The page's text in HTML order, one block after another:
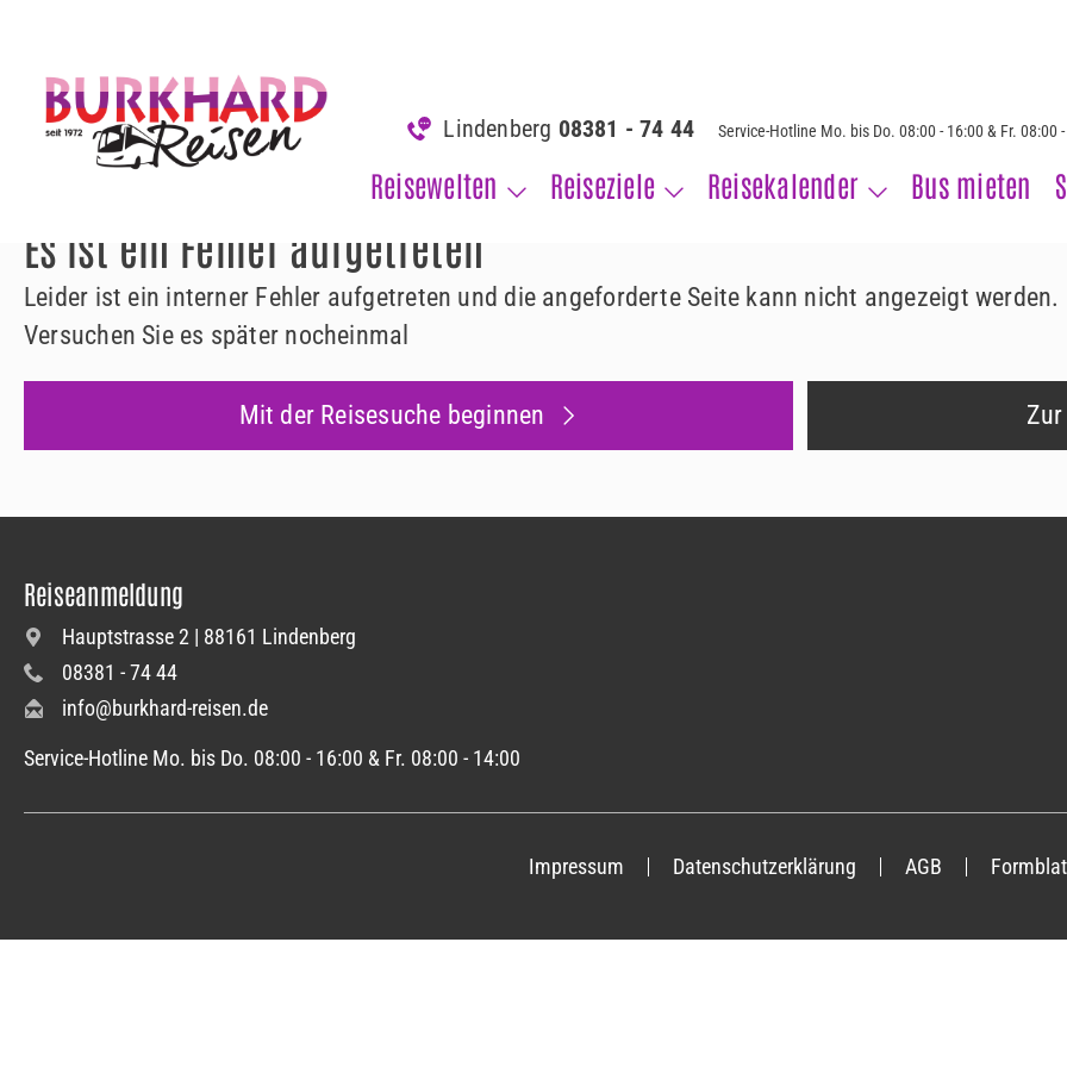
Reisewelten Reiseziele Reisekalender Bus mieten
Lindenberg 08381 - 74 44 Service-Hotline Mo. bis Do. 08:00 - 16:00 & Fr. 08:00
www.burkhard-reisen.de
Fehler 500
Es ist ein Fehler aufgetreten
Leider ist ein interner Fehler aufgetreten und die angeforderte Seite kann nicht angezeigt werden.
Versuchen Sie es später nocheinmal
Mit der Reisesuche beginnen
Reiseanmeldung
Hauptstrasse 2 | 88161 Lindenberg
08381 - 74 44
info@burkhard-reisen.de
Service-Hotline Mo. bis Do. 08:00 - 16:00 & Fr. 08:00 - 14:00
Impressum Datenschutzerklärung AGB